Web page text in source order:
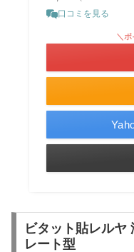
口コミを見る
＼ポ
ビタット貼レルヤ
レート型